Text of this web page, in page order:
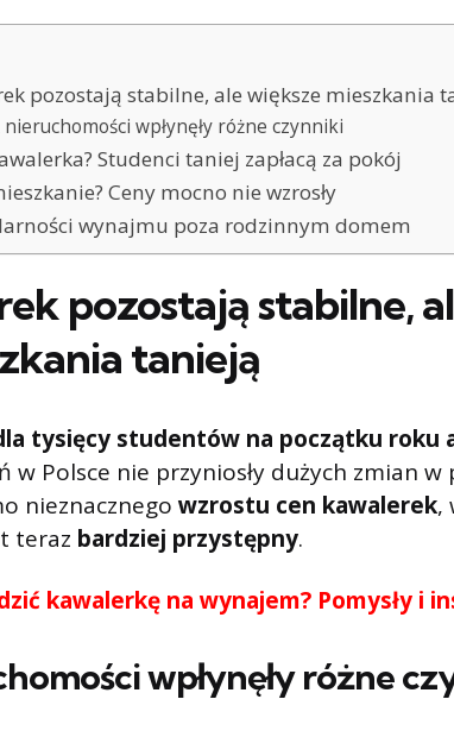
pozostają stabilne, ale większe mieszkania
wpłynęły różne czynniki
Studenci taniej zapłacą za pokój
Ceny mocno nie wzrosły
wynajmu poza rodzinnym domem
pozostają stabilne,
tanieją
tysięcy studentów na początku roku
w Polsce nie przyniosły dużych zmian
nieznacznego wzrostu cen kawalerek,
teraz bardziej przystępny.
kawalerkę na wynajem? Pomysły i
wpłynęły różne